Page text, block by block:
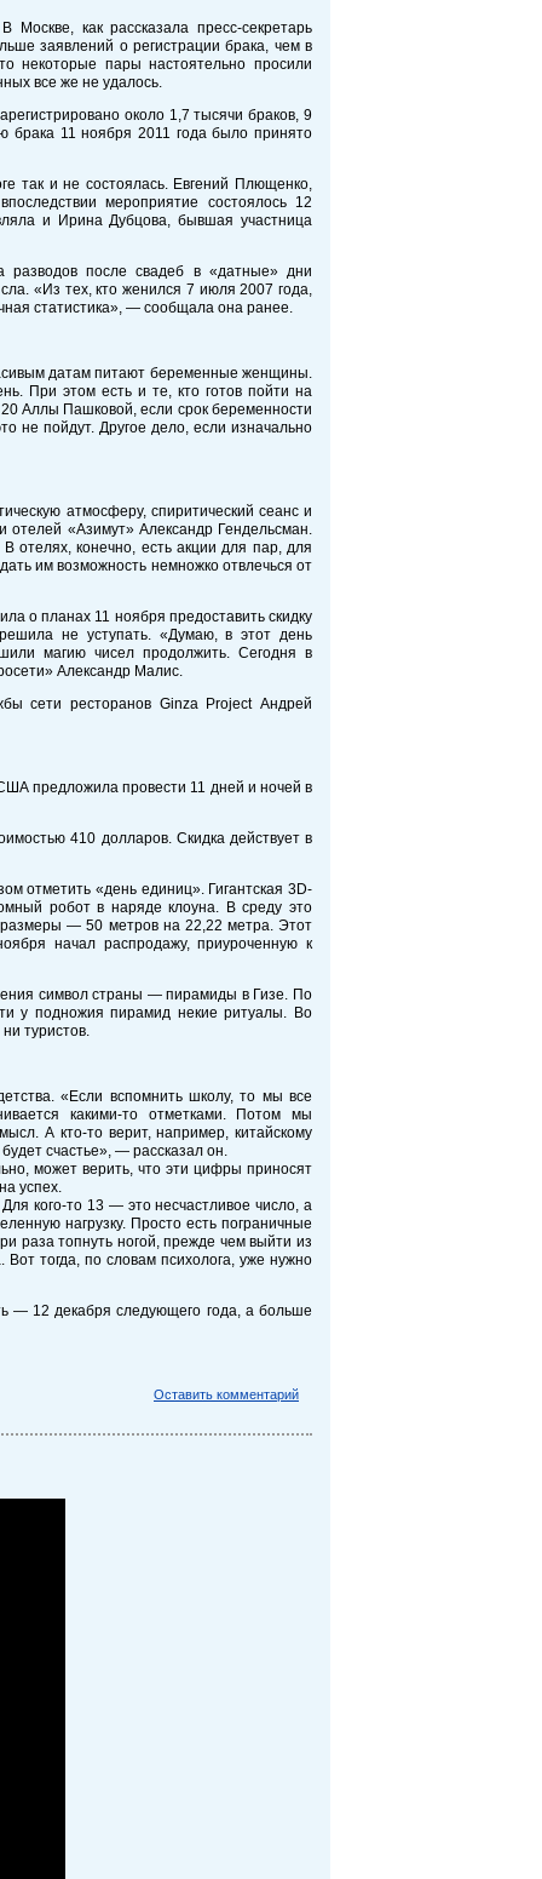
как рассказала пресс-секретарь
заявлений о регистрации брака, чем в
некоторые пары настоятельно просили
все же не удалось.
около 1,7 тысячи браков, 9
брака 11 ноября 2011 года было принято
так и не состоялась. Евгений Плющенко,
мероприятие состоялось 12
и Ирина Дубцова, бывшая участница
разводов после свадеб в «датные» дни
«Из тех, кто женился 7 июля 2007 года,
статистика», — сообщала она ранее.
датам питают беременные женщины.
При этом есть и те, кто готов пойти на
Аллы Пашковой, если срок беременности
не пойдут. Другое дело, если изначально
атмосферу, спиритический сеанс и
отелей «Азимут» Александр Гендельсман.
конечно, есть акции для пар, для
им возможность немножко отвлечься от
о планах 11 ноября предоставить скидку
не уступать. «Думаю, в этот день
магию чисел продолжить. Сегодня в
Александр Малис.
сети ресторанов Ginza Project Андрей
предложила провести 11 дней и ночей в
410 долларов. Скидка действует в
отметить «день единиц». Гигантская 3D-
робот в наряде клоуна. В среду это
размеры — 50 метров на 22,22 метра. Этот
начал распродажу, приуроченную к
символ страны — пирамиды в Гизе. По
у подножия пирамид некие ритуалы. Во
туристов.
«Если вспомнить школу, то мы все
какими-то отметками. Потом мы
А кто-то верит, например, китайскому
счастье», — рассказал он.
может верить, что эти цифры приносят
успех.
кого-то 13 — это несчастливое число, а
нагрузку. Просто есть пограничные
раза топнуть ногой, прежде чем выйти из
тогда, по словам психолога, уже нужно
— 12 декабря следующего года, а больше
Оставить комментарий